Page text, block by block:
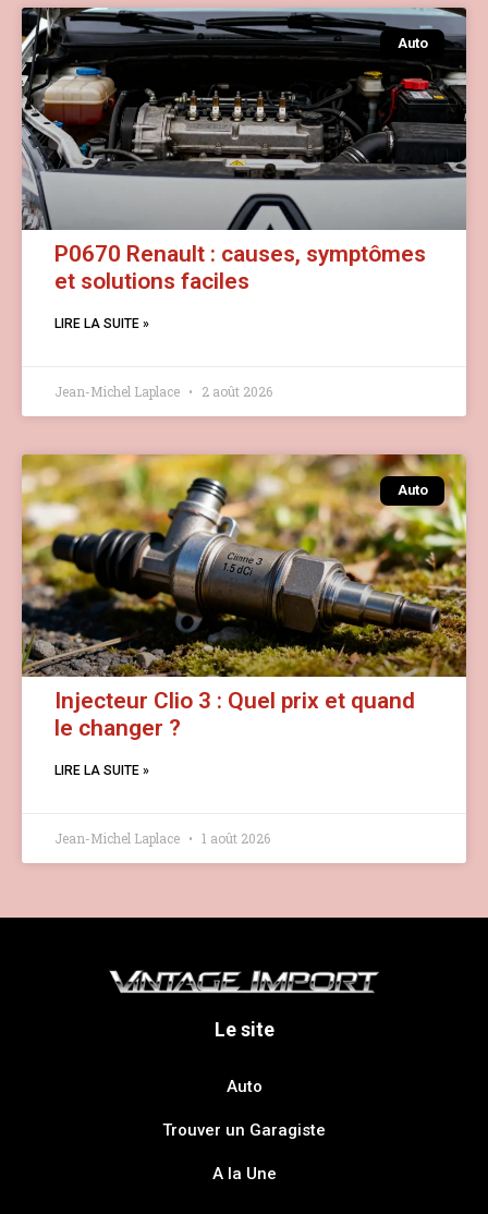
Auto
P0670 Renault : causes, symptômes
et solutions faciles
LIRE LA SUITE »
Jean-Michel Laplace 2 août 2026
Auto
Injecteur Clio 3 : Quel prix et quand
le changer ?
LIRE LA SUITE »
Jean-Michel Laplace 1 août 2026
Le site
Auto
Trouver un Garagiste
A la Une